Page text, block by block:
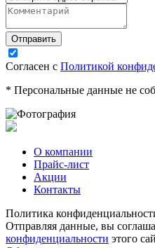
Согласен с Политикой
* Персональные данные не
О компании
Прайс-лист
Акции
Контакты
Политика
Отправляя данные, вы
конфиденциальности этого